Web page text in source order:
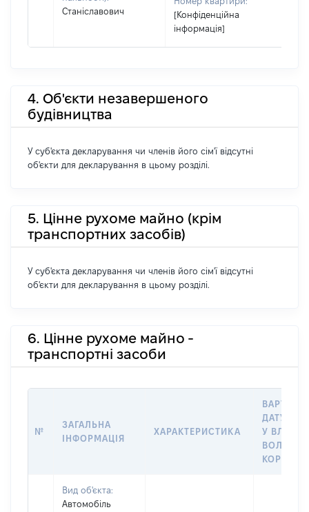
Станіславович
[Конфіденційна
інформація]
4. Об'єкти незавершеного
будівництва
У суб'єкта декларування чи членів його сім'ї відсутні
об'єкти для декларування в цьому розділі.
5. Цінне рухоме майно (крім
транспортних засобів)
У суб'єкта декларування чи членів його сім'ї відсутні
об'єкти для декларування в цьому розділі.
6. Цінне рухоме майно -
транспортні засоби
№
ЗАГАЛЬНА
ІНФОРМАЦІЯ
ХАРАКТЕРИСТИКА
ДАТУ
У
Вид об'єкта:
Автомобіль